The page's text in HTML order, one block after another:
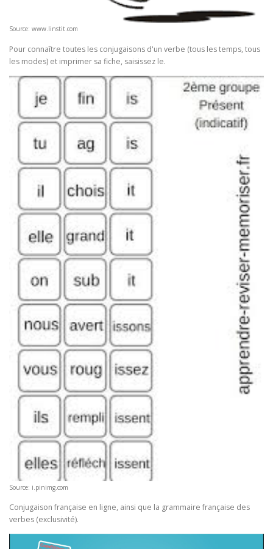
Source: www.linstit.com
Pour connaître toutes les conjugaisons d'un verbe (tous les temps, tous
les modes) et imprimer sa fiche, saisissez le.
Source: i.pinimg.com
Conjugaison française en ligne, ainsi que la grammaire française des
verbes (exclusivité).